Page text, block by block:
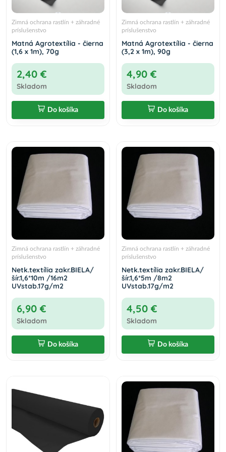
Matná Agrotextília - čierna (3,2 x 1m), 90g
Zimná ochrana rastlín + záhradné
príslušenstvo
Matná Agrotextília - čierna
(1,6 x 1m), 70g
2,40 €
Skladom
Do košíka
Zimná ochrana rastlín + záhradné
príslušenstvo
Matná Agrotextília - čierna
(3,2 x 1m), 90g
4,90 €
Skladom
Do košíka
Zimná ochrana rastlín + záhradné
príslušenstvo
Netk.textília zakr.BIELA/
šír.1,6*10m /16m2
UVstab.17g/m2
6,90 €
Skladom
Do košíka
Zimná ochrana rastlín + záhradné
príslušenstvo
Netk.textília zakr.BIELA/
šír.1,6*5m /8m2
UVstab.17g/m2
4,50 €
Skladom
Do košíka